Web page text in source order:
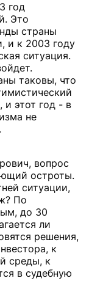
год
Это
страны
и к 2003 году
ситуация.
таковы, что
и этот год - в
не
вопрос
остроты.
ситуации,
По
до 30
ли
решения,
к
среды, к
в судебную